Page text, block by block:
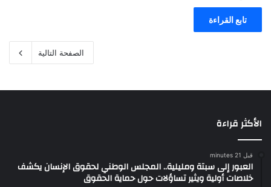
تابع القراءة
الصفحة التالية
الأكثر قراءة
قبل 21 minutes
العبور إلى سبتة ومليلية.. المجلس الوطني لحقوق الإنسان يكشف
خلاصات أولية ويثير تساؤلات حول حماية الحقوق